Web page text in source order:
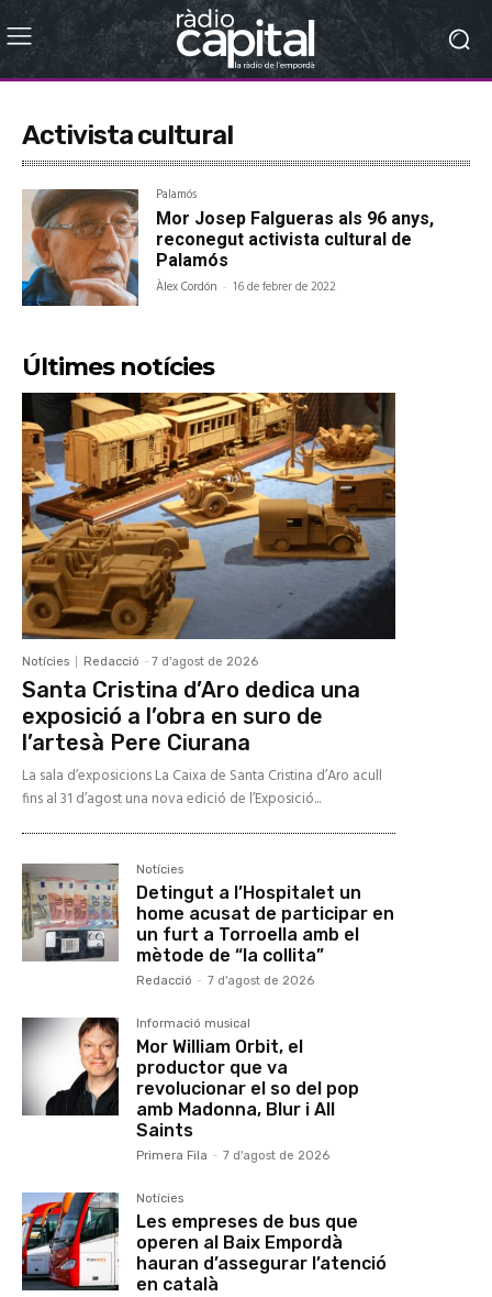
Activista cultural
Palamós
Mor Josep Falgueras als 96 anys,
reconegut activista cultural de
Palamós
Àlex Cordón - 16 de febrer de 2022
Últimes notícies
Notícies Redacció - 7 d'agost de 2026
Santa Cristina d’Aro dedica una
exposició a l’obra en suro de
l’artesà Pere Ciurana
La sala d’exposicions La Caixa de Santa Cristina d’Aro acull
fins al 31 d’agost una nova edició de l’Exposició...
Notícies
Detingut a l’Hospitalet un
home acusat de participar en
un furt a Torroella amb el
mètode de “la collita”
Redacció - 7 d'agost de 2026
Informació musical
Mor William Orbit, el
productor que va
revolucionar el so del pop
amb Madonna, Blur i All
Saints
Primera Fila - 7 d'agost de 2026
Notícies
Les empreses de bus que
operen al Baix Empordà
hauran d’assegurar l’atenció
en català